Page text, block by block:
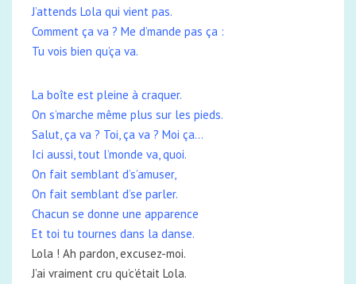
J’attends Lola qui vient pas.
Comment ça va ? Me d’mande pas ça :
Tu vois bien qu’ça va.
La boîte est pleine à craquer.
On s’marche même plus sur les pieds.
Salut, ça va ? Toi, ça va ? Moi ça…
Ici aussi, tout l’monde va, quoi.
On fait semblant d’s’amuser,
On fait semblant d’se parler.
Chacun se donne une apparence
Et toi tu tournes dans la danse.
Lola ! Ah pardon, excusez-moi.
J’ai vraiment cru qu’c’était Lola.